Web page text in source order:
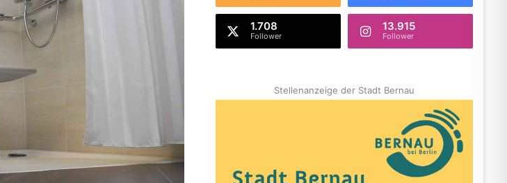
1.708
Follower
13.915
Follower
Stellenanzeige der Stadt Bernau